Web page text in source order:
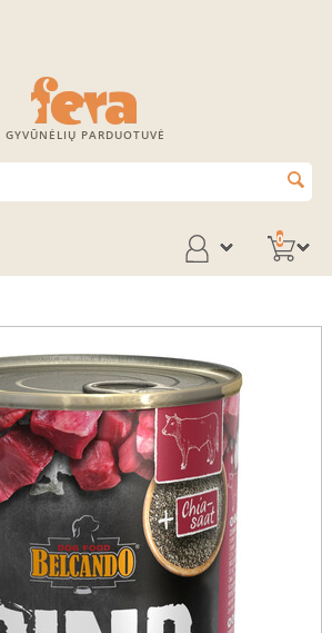
GYVŪNĖLIŲ PARDUOTUVĖ
0